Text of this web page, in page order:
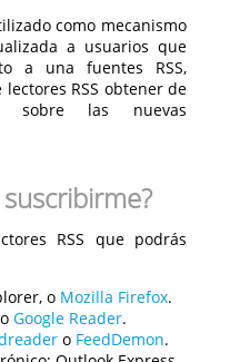
como mecanismo
a usuarios que
a una fuentes RSS,
RSS obtener de
sobre las nuevas
RSS que podrás
o Mozilla Firefox.
Google Reader.
o FeedDemon.